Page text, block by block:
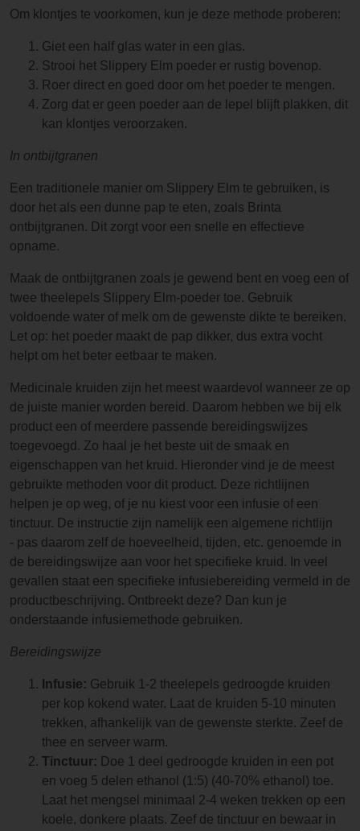
Om klontjes te voorkomen, kun je deze methode proberen:
Giet een half glas water in een glas.
Strooi het Slippery Elm poeder er rustig bovenop.
Roer direct en goed door om het poeder te mengen.
Zorg dat er geen poeder aan de lepel blijft plakken, dit
kan klontjes veroorzaken.
In ontbijtgranen
Een traditionele manier om Slippery Elm te gebruiken, is
door het als een dunne pap te eten, zoals Brinta
ontbijtgranen. Dit zorgt voor een snelle en effectieve
opname.
Maak de ontbijtgranen zoals je gewend bent en voeg een of
twee theelepels Slippery Elm-poeder toe. Gebruik
voldoende water of melk om de gewenste dikte te bereiken.
Let op: het poeder maakt de pap dikker, dus extra vocht
helpt om het beter eetbaar te maken.
Medicinale kruiden zijn het meest waardevol wanneer ze op
de juiste manier worden bereid. Daarom hebben we bij elk
product een of meerdere passende bereidingswijzes
toegevoegd. Zo haal je het beste uit de smaak en
eigenschappen van het kruid. Hieronder vind je de meest
gebruikte methoden voor dit product. Deze richtlijnen
helpen je op weg, of je nu kiest voor een infusie of een
tinctuur. De instructie zijn namelijk een algemene richtlijn
- pas daarom zelf de hoeveelheid, tijden, etc. genoemde in
de bereidingswijze aan voor het specifieke kruid. In veel
gevallen staat een specifieke infusiebereiding vermeld in de
productbeschrijving. Ontbreekt deze? Dan kun je
onderstaande infusiemethode gebruiken.
Bereidingswijze
Infusie: Gebruik 1-2 theelepels gedroogde kruiden
per kop kokend water. Laat de kruiden 5-10 minuten
trekken, afhankelijk van de gewenste sterkte. Zeef de
thee en serveer warm.
Tinctuur: Doe 1 deel gedroogde kruiden in een pot
en voeg 5 delen ethanol (1:5) (40-70% ethanol) toe.
Laat het mengsel minimaal 2-4 weken trekken op een
koele, donkere plaats. Zeef de tinctuur en bewaar in